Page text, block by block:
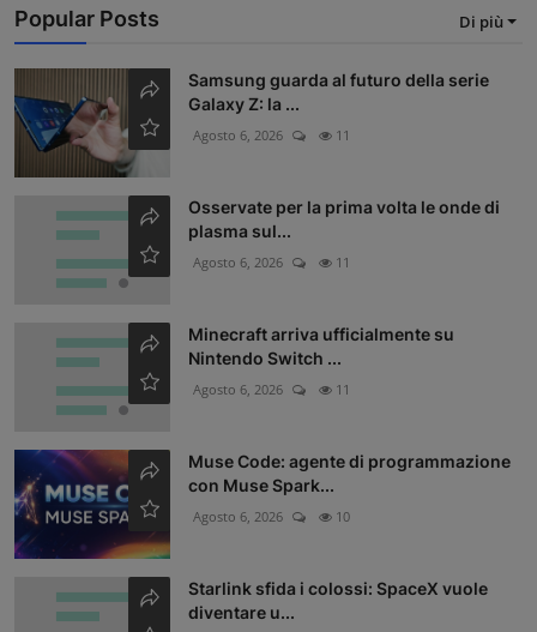
Popular Posts Di più
Samsung guarda al futuro della serie
Galaxy Z: la ...
Agosto 6, 2026 11
Osservate per la prima volta le onde di
plasma sul...
Agosto 6, 2026 11
Minecraft arriva ufficialmente su
Nintendo Switch ...
Agosto 6, 2026 11
Muse Code: agente di programmazione
con Muse Spark...
Agosto 6, 2026 10
Starlink sfida i colossi: SpaceX vuole
diventare u...